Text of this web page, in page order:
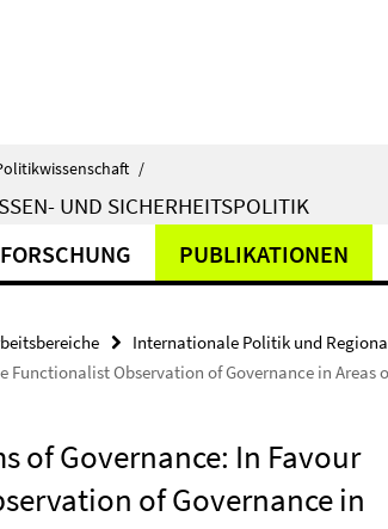
/
UND SICHERHEITSPOLITIK
FORSCHUNG PUBLIKATIONEN
Internationale Politik und
Functionalist Observation of Governance in Areas
of Governance: In Favour
of Governance in